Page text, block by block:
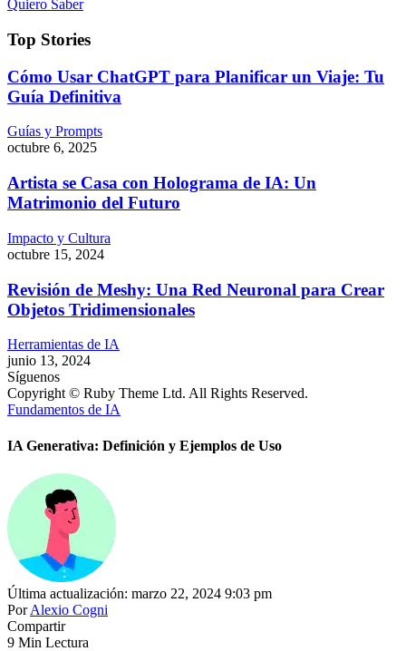
Quiero Saber
Top Stories
Cómo Usar ChatGPT para Planificar un Viaje: Tu
Guía Definitiva
Guías y Prompts
octubre 6, 2025
Artista se Casa con Holograma de IA: Un
Matrimonio del Futuro
Impacto y Cultura
octubre 15, 2024
Revisión de Meshy: Una Red Neuronal para Crear
Objetos Tridimensionales
Herramientas de IA
junio 13, 2024
Síguenos
Copyright © Ruby Theme Ltd. All Rights Reserved.
Fundamentos de IA
IA Generativa: Definición y Ejemplos de Uso
Última actualización: marzo 22, 2024 9:03 pm
Por Alexio Cogni
Compartir
9 Min Lectura